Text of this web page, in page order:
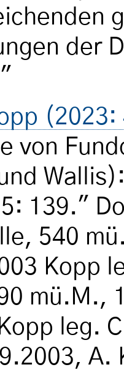
der
(2023:
von
139."
540
Kopp
mü.M.,
leg.
A.